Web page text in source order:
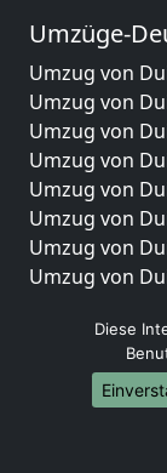
Umzüge-
Umzug von
Umzug von
Umzug von
Umzug von
Umzug von
Umzug von
Umzug von
Umzug von
Umzug von
Umzug von
Umzug von
Umzug von
Umzug von
Diese